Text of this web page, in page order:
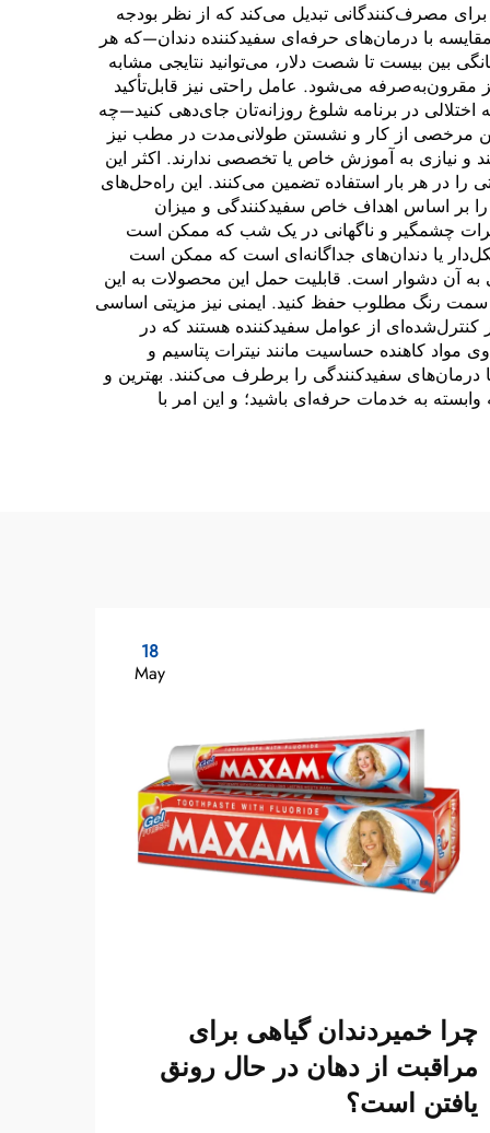
برای مصرف‌کنندگانی تبدیل می‌کند که از نظر بودجه
با درمان‌های حرفه‌ای سفیدکننده دندان—که هر
بین بیست تا شصت دلار، می‌توانید نتایجی مشابه
مقرون‌به‌صرفه می‌شود. عامل راحتی نیز قابل‌تأکید
در برنامه شلوغ روزانه‌تان جای‌دهی کنید—چه
مرخصی از کار و نشستن طولانی‌مدت در مطب نیز
و نیازی به آموزش خاص یا تخصصی ندارند. اکثر این
را در هر بار استفاده تضمین می‌کنند. این راه‌حل‌های
بر اساس اهداف خاص سفیدکنندگی و میزان
چشمگیر و ناگهانی در یک شب که ممکن است
یا دندان‌های جداگانه‌ای است که ممکن است
به آن دشوار است. قابلیت حمل این محصولات به این
سمت رنگ مطلوب حفظ کنید. ایمنی نیز مزیتی اساسی
از عوامل سفیدکننده هستند که در
مواد کاهنده حساسیت مانند نیترات پتاسیم و
درمان‌های سفیدکنندگی را برطرف می‌کنند. بهترین و
وابسته به خدمات حرفه‌ای باشید؛ و این امر با
18
May
چرا خمیردندان گیاهی برای
مراقبت از دهان در حال رونق
یافتن است؟